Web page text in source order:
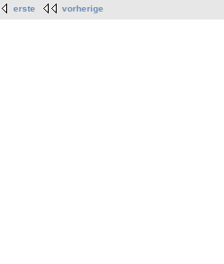
erste vorherige